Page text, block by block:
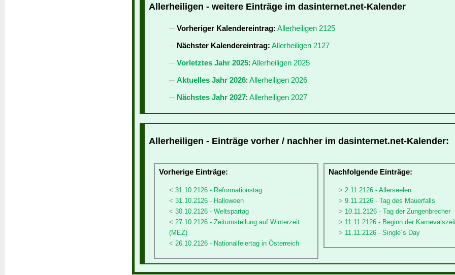
Allerheiligen - weitere Einträge im dasinternet.net-Kalender
Vorheriger Kalendereintrag: Allerheiligen 2125
Nächster Kalendereintrag: Allerheiligen 2127
Vorletztes Jahr 2025: Allerheiligen 2025
Aktuelles Jahr 2026: Allerheiligen 2026
Nächstes Jahr 2027: Allerheiligen 2027
Allerheiligen - Einträge vorher / nachher im dasinternet.net-Kalender:
Vorherige Einträge:
31.10.2126 - Reformationstag
31.10.2126 - Halloween
30.10.2126 - Weltspartag
27.10.2126 - Zeitumstellung auf Winterzeit
(MEZ)
26.10.2126 - Nationalfeiertag in Österreich
Nachfolgende Einträge:
2.11.2126 - Allerseelen
9.11.2126 - Tag des Mauerfalls
10.11.2126 - Tag der Zungenbrecher
11.11.2126 - Beginn der
11.11.2126 - Single´s Day